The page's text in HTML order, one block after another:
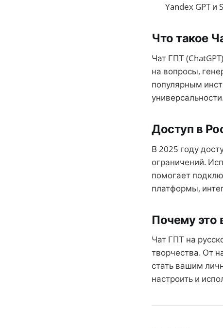
Yandex GPT и
Что такое
Чат ГПТ
на вопросы,
популярным
Доступ в
В 2025 году
ограничений.
помогает
платформы,
Почему это
Чат ГПТ на
творчества. От
стать вашим
настроить и